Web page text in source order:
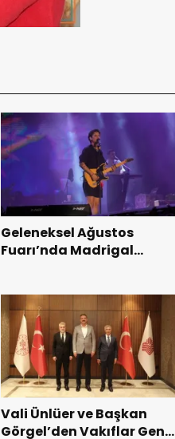
Geleneksel Ağustos
Fuarı’nda Madrigal
Vali Ünlüer ve Başkan
Görgel’den Vakıflar Genel